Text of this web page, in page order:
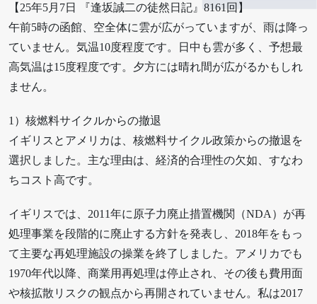
【25年5月7日 『逢坂誠二の徒然日記』8161回】
午前5時の函館、空全体に雲が広がっていますが、雨は降っ
ていません。気温10度程度です。日中も雲が多く、予想最
高気温は15度程度です。夕方には晴れ間が広がるかもしれ
ません。
1）核燃料サイクルからの撤退
イギリスとアメリカは、核燃料サイクル政策からの撤退を
選択しました。主な理由は、経済的合理性の欠如、すなわ
ちコスト高です。
イギリスでは、2011年に原子力廃止措置機関（NDA）が再
処理事業を段階的に廃止する方針を発表し、2018年をもっ
て主要な再処理施設の操業を終了しました。アメリカでも
1970年代以降、商業用再処理は停止され、その後も費用面
や核拡散リスクの観点から再開されていません。私は2017